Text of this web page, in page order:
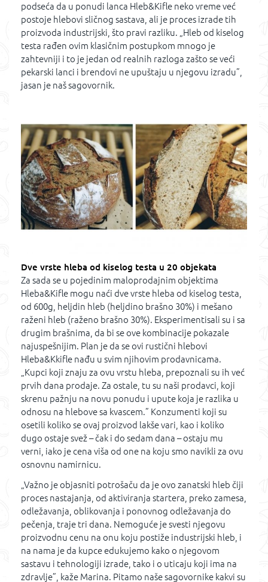
podseća da u ponudi lanca Hleb&Kifle neko vreme već
postoje hlebovi sličnog sastava, ali je proces izrade tih
proizvoda industrijski, što pravi razliku. „Hleb od kiselog
testa rađen ovim klasičnim postupkom mnogo je
zahtevniji i to je jedan od realnih razloga zašto se veći
pekarski lanci i brendovi ne upuštaju u njegovu izradu”,
jasan je naš sagovornik.
Dve vrste hleba od kiselog testa u 20 objekata
Za sada se u pojedinim maloprodajnim objektima
Hleba&Kifle mogu naći dve vrste hleba od kiselog testa,
od 600g, heljdin hleb (heljdino brašno 30%) i mešano
raženi hleb (raženo brašno 30%). Eksperimentisali su i sa
drugim brašnima, da bi se ove kombinacije pokazale
najuspešnijim. Plan je da se ovi rustični hlebovi
Hleba&Kkifle nađu u svim njihovim prodavnicama.
„Kupci koji znaju za ovu vrstu hleba, prepoznali su ih već
prvih dana prodaje. Za ostale, tu su naši prodavci, koji
skrenu pažnju na novu ponudu i upute koja je razlika u
odnosu na hlebove sa kvascem.” Konzumenti koji su
osetili koliko se ovaj proizvod lakše vari, kao i koliko
dugo ostaje svež – čak i do sedam dana – ostaju mu
verni, iako je cena viša od one na koju smo navikli za ovu
osnovnu namirnicu.
„Važno je objasniti potrošaču da je ovo zanatski hleb čiji
proces nastajanja, od aktiviranja startera, preko zamesa,
odležavanja, oblikovanja i ponovnog odležavanja do
pečenja, traje tri dana. Nemoguće je svesti njegovu
proizvodnu cenu na onu koju postiže industrijski hleb, i
na nama je da kupce edukujemo kako o njegovom
sastavu i tehnologiji izrade, tako i o uticaju koji ima na
zdravlje”, kaže Marina. Pitamo naše sagovornike kakvi su